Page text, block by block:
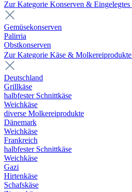
Zur Kategorie Konserven & Eingelegtes
Gemüsekonserven
Palirria
Obstkonserven
Zur Kategorie Käse & Molkereiprodukte
Deutschland
Grillkäse
halbfester Schnittkäse
Weichkäse
diverse Molkereiprodukte
Dänemark
Weichkäse
Frankreich
halbfester Schnittkäse
Weichkäse
Gazi
Hirtenkäse
Schafskäse